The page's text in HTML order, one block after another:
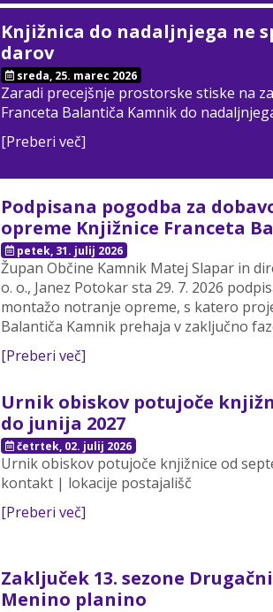
Knjižnica do nadaljnjega ne
darov
sreda, 25. marec 2026
Zaradi precejšnje prostorske stiske na
Franceta Balantiča Kamnik do
[Preberi več]
Podpisana pogodba za
opreme Knjižnice Franceta
petek, 31. julij 2026
Župan Občine Kamnik Matej Slapar in
o. o., Janez Potokar sta 29. 7. 2026
montažo notranje opreme, s katero
Balantiča Kamnik prehaja v zaključno
[Preberi več]
Urnik obiskov potujoče
do junija 2027
četrtek, 02. julij 2026
Urnik obiskov potujoče knjižnice od
kontakt | lokacije postajališč
[Preberi več]
Zaključek 13. sezone
Menino planino